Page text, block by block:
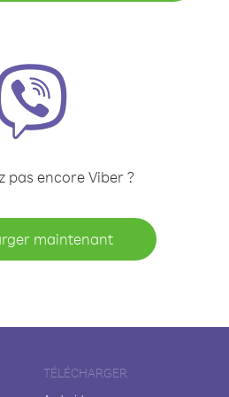
pas encore Viber ?
maintenant
TÉLÉCHARGER